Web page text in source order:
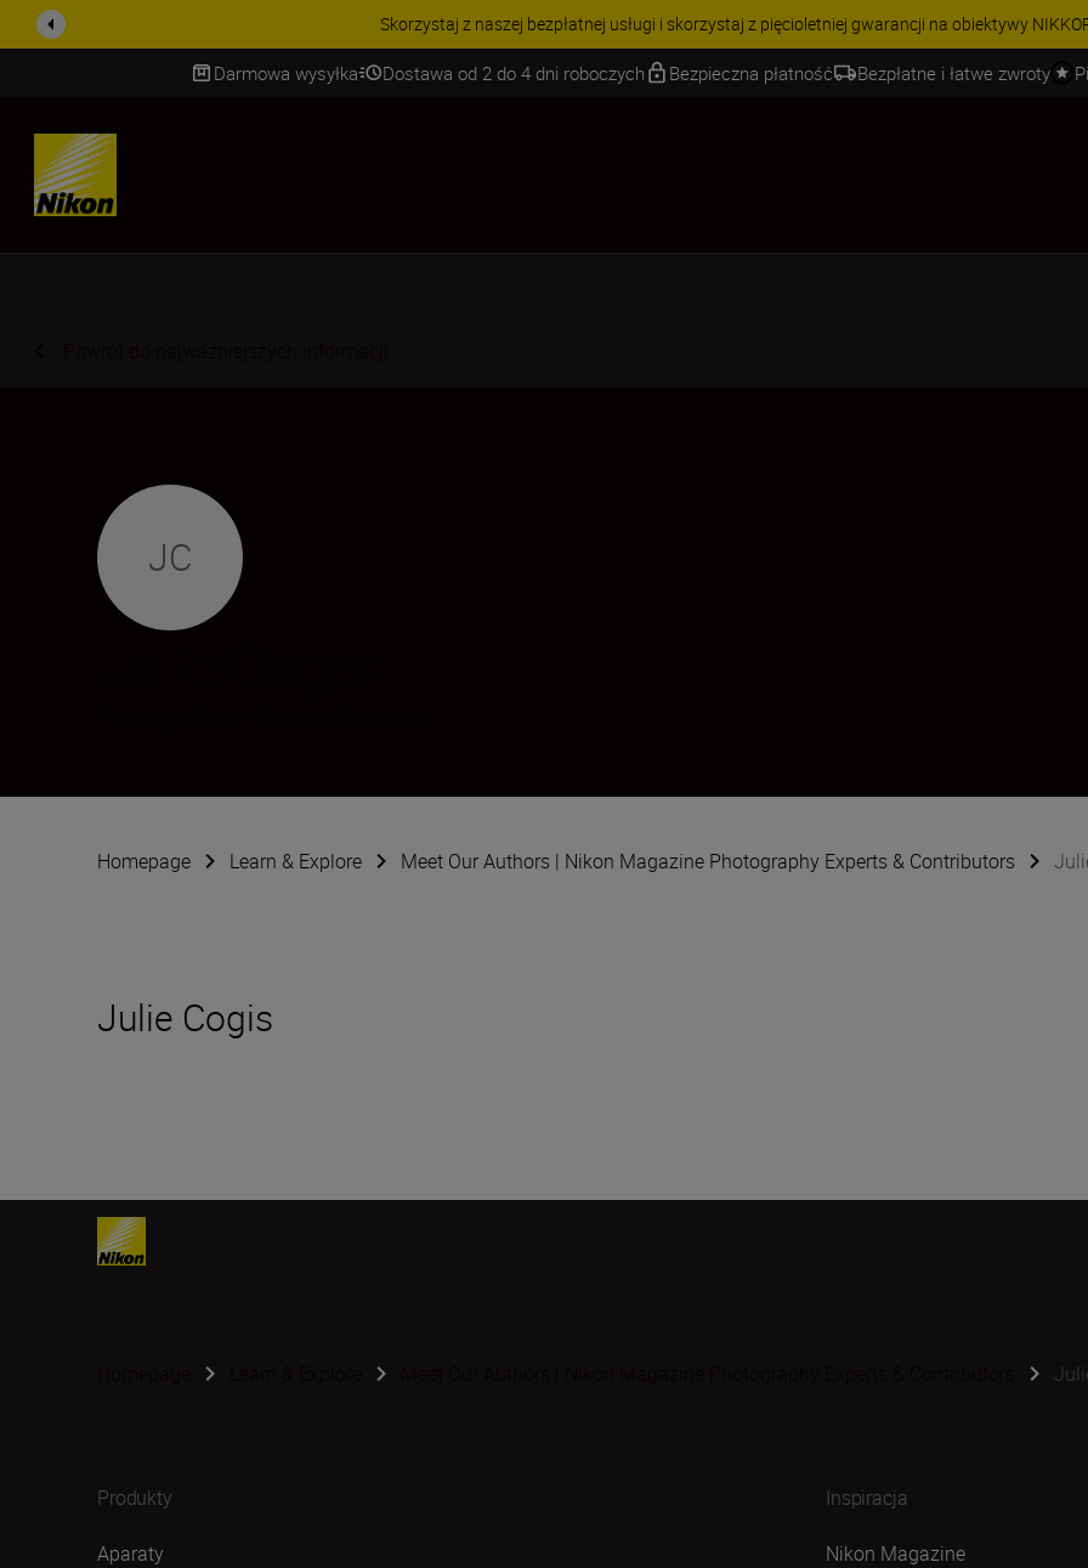
PROMOCJA NA AKCESORIA | Oszczędź 15% na wybranych akcesoriach i skompletuj swój
Darmowa wysyłka Dostawa od 2 do 4 dni roboczych Bezpieczna płatność Bezpłatne i łatwe zwroty
SKIP
JC
Homepage Learn & Explore Meet Our Authors | Nikon Magazine Photography Experts & Contributors
Julie Cogis
Produkty
Aparaty
Inspiracja
Nikon Magazine